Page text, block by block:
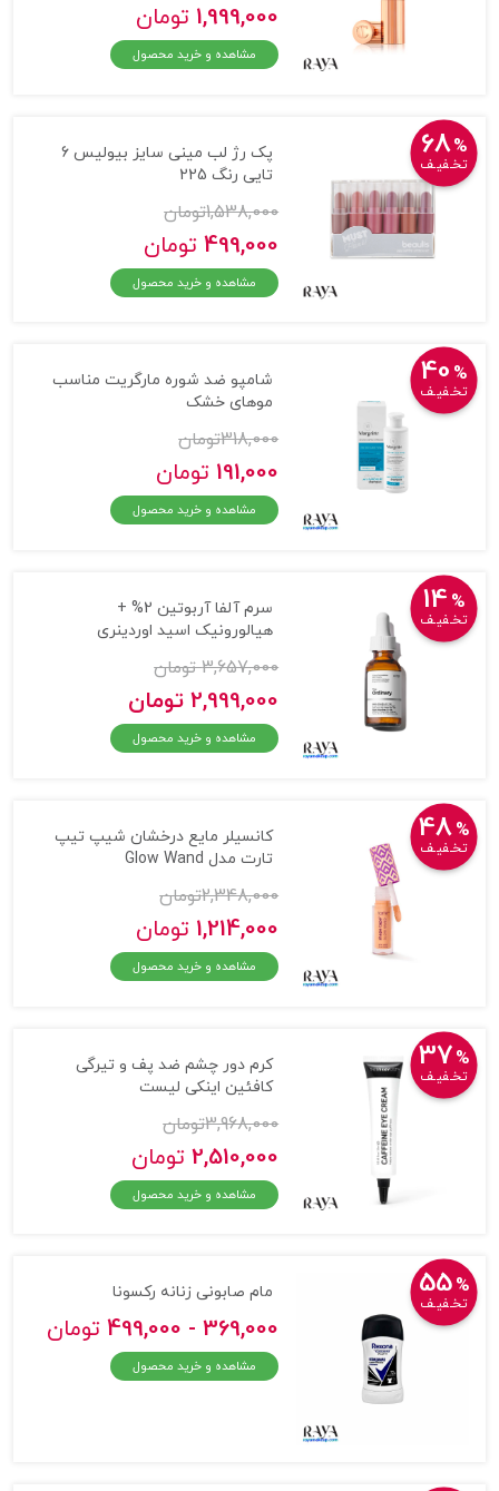
1,999,000 تومان
مشاهده و خرید محصول
68%
تخـفیـف
پک رژ لب مینی سایز بیولیس 6
تایی رنگ 225
1,538,000تومان
499,000 تومان
مشاهده و خرید محصول
40 %
تخـفیـف
شامپو ضد شوره مارگریت مناسب
موهای خشک
318,000تومان
191,000 تومان
مشاهده و خرید محصول
14 %
تخـفیـف
سرم آلفا آربوتین 2% +
هیالورونیک اسید اوردینری
3,657,000 تومان
2,999,000 تومان
مشاهده و خرید محصول
48%
تخـفیـف
کانسیلر مایع درخشان شیپ تیپ
تارت مدل Glow Wand
2,348,000تومان
1,214,000 تومان
مشاهده و خرید محصول
37%
تخـفیـف
کرم دور چشم ضد پف و تیرگی
کافئین اینکی لیست
3,968,000تومان
2,510,000 تومان
مشاهده و خرید محصول
55%
تخـفیـف
مام صابونی زنانه رکسونا
369,000 - 499,000 تومان
مشاهده و خرید محصول